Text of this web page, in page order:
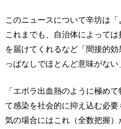
このニュースについて辛坊は「
これまでも、自治体によって
を届けてくれるなど「間接的
っぱなしでほとんど意味がない
「エボラ出血熱のように極め
て感染を社会的に抑え込む必
気の場合にはこれ（全数把握